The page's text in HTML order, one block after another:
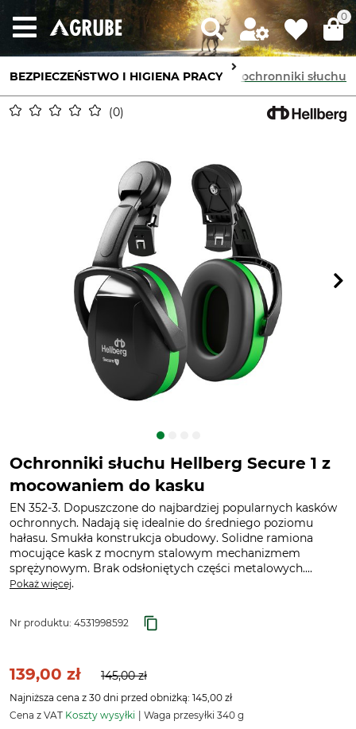
0
BEZPIECZEŃSTWO I HIGIENA PRACY
Ochronniki słuchuZamknięte ochronniki słuchu
0
Ochronniki słuchu Hellberg Secure 1 z
mocowaniem do kasku
EN 352-3. Dopuszczone do najbardziej popularnych kasków
ochronnych. Nadają się idealnie do średniego poziomu
hałasu. Smukła konstrukcja obudowy. Solidne ramiona
mocujące kask z mocnym stalowym mechanizmem
sprężynowym. Brak odsłoniętych części metalowych....
Pokaż więcej.
Nr produktu: 4531998592
139,00 zł 145,00 zł
Najniższa cena z 30 dni przed obniżką: 145,00 zł
Cena z VAT Koszty wysyłki Waga przesyłki 340 g